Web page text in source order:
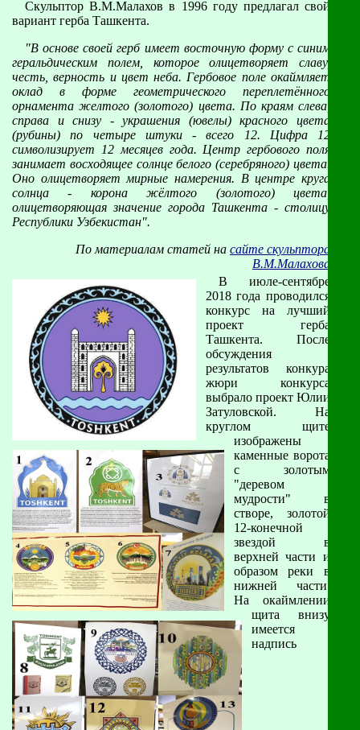
Cкульптор В.М.Малахов в 1996 году предлагал свой
вариант герба Ташкента.
"В основе своей герб имеет восточную форму с синим
геральдическим полем, которое олицетворяет славу,
честь, верность и цвет неба. Гербовое поле окаймляет
оклад в форме геометрического переплетённого
орнамента желтого (золотого) цвета. По краям слева,
справа и снизу - украшения (ювелы) красного цвета
(рубины) по четыре штуки - всего 12. Цифра 12
символизирует 12 месяцев года. Центр гербового поля
занимает восходящее солнце белого (серебряного) цвета.
Оно олицетворяет мирные намерения. В центре круга
солнца - корона жёлтого (золотого) цвета,
олицетворяющая значение города Ташкента - столицу
Республики Узбекистан".
По материалам статей на сайте скульптора
В.М.Малахова
В июле-сентябре
2018 года проводился
конкурс на лучший
проект герба
Ташкента. После
обсуждения
результатов конкура
жюри конкурса
выбрало проект Юлии
Затуловской. На
круглом щите
изображены
каменные ворота
с золотым
"деревом
мудрости" в
створе, золотой
12-конечной
звездой в
верхней части и
образом реки в
нижней части.
На окаймлении
щита внизу
имеется
надпись